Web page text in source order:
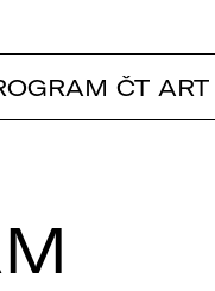
ČT ART